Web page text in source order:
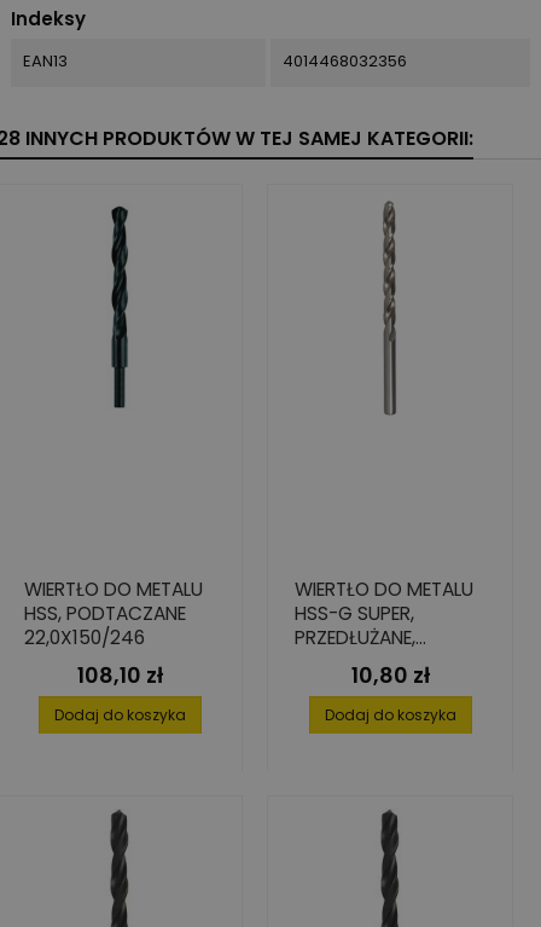
Indeksy
EAN13 4014468032356
INNYCH PRODUKTÓW W TEJ SAMEJ KATEGORII:
WIERTŁO DO METALU
HSS, PODTACZANE
22,0X150/246
Cena
108,10 zł
Dodaj do koszyka
WIERTŁO DO METALU
HSS-G SUPER,
PRZEDŁUŻANE,
4,5X82/126
Cena
10,80 zł
Dodaj do koszyka